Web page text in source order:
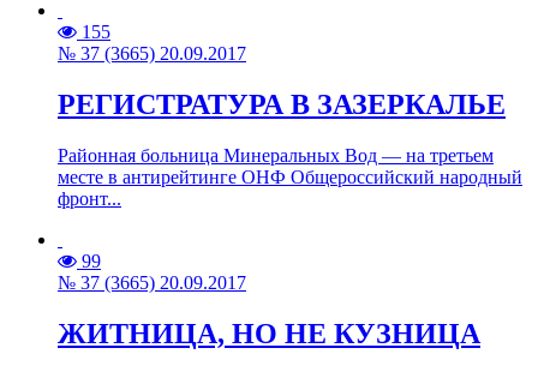
155
№ 37 (3665) 20.09.2017
РЕГИСТРАТУРА В ЗАЗЕРКАЛЬЕ
Районная больница Минеральных Вод — на третьем
месте в антирейтинге ОНФ Общероссийский народный
фронт...
99
№ 37 (3665) 20.09.2017
ЖИТНИЦА, НО НЕ КУЗНИЦА